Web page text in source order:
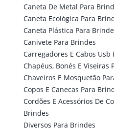
Caneta De Metal Para
Caneta Ecológica Para
Caneta Plástica Para
Canivete Para Brindes
Carregadores E Cabos Usb
Chapéus, Bonés E Viseiras
Chaveiros E Mosquetão
Copos E Canecas Para
Cordões E Acessórios De
Brindes
Diversos Para Brindes